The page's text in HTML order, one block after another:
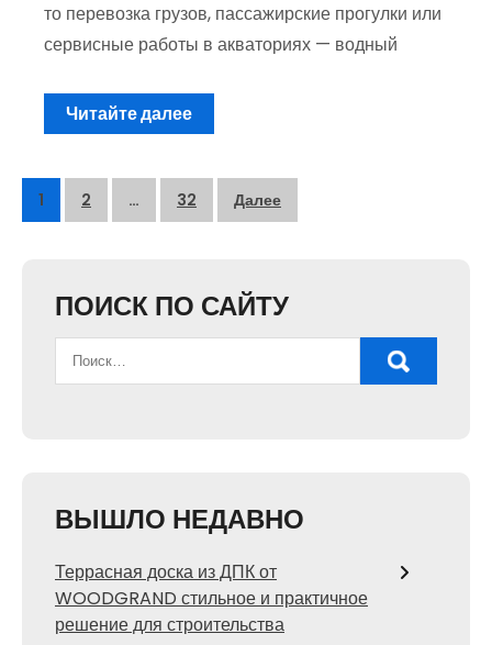
то перевозка грузов, пассажирские прогулки или
сервисные работы в акваториях — водный
Читайте далее
Пагинация
1 2 … 32 Далее
ПОИСК ПО САЙТУ
ВЫШЛО НЕДАВНО
Террасная доска из ДПК от
WOODGRAND стильное и практичное
решение для строительства